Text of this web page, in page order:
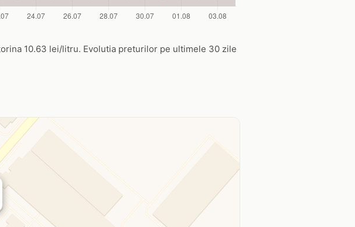
10.63 lei/litru. Evolutia preturilor pe ultimele 30 zile